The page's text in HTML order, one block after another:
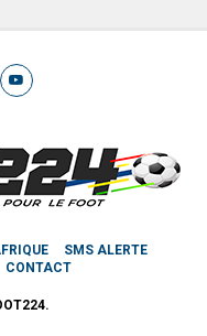
SMS ALERTE
CONTACT